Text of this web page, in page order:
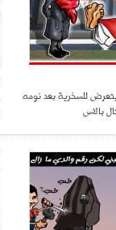
للسخرية بعد نومه
بالاس